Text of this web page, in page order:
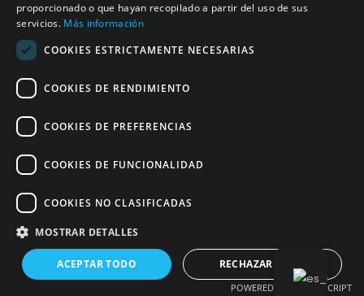
proporcionado o que hayan recopilado a partir del uso de sus
servicios. Más información
COOKIES ESTRICTAMENTE NECESARIAS
COOKIES DE RENDIMIENTO
COOKIES DE PREFERENCIAS
COOKIES DE FUNCIONALIDAD
COOKIES NO CLASIFICADAS
MOSTRAR DETALLES
ACEPTAR TODO RECHAZAR TODO
POWERED BY COOKIESCRIPT